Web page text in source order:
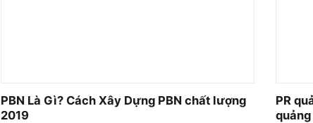
PBN Là Gì? Cách Xây Dựng PBN chất lượng
2019
PR
quảng